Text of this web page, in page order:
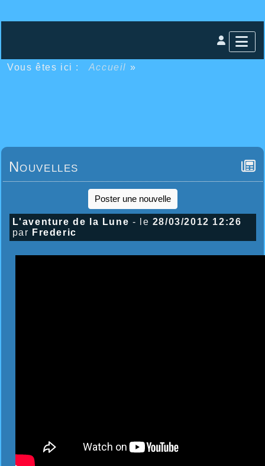
Vous êtes ici : Accueil »
Nouvelles
Poster une nouvelle
L'aventure de la Lune - le 28/03/2012 12:26
par Frederic